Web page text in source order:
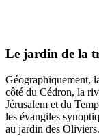
Le jardin de la
Géographiquement,
côté du Cédron, la
Jérusalem et du
les évangiles
au jardin des Oliviers.